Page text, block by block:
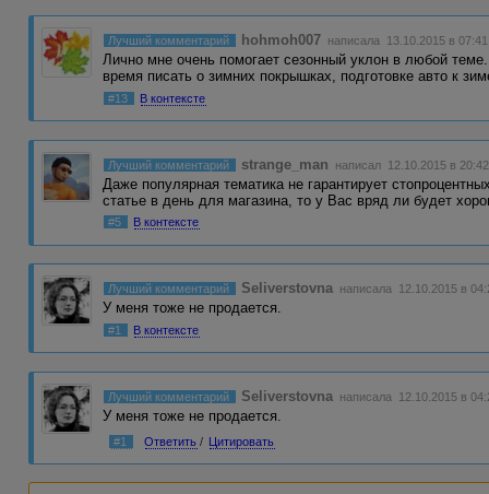
Лучший комментарий hohmoh007 написала 13.10.2015 в 07:41
Лично мне очень помогает сезонный уклон в любой
время писать о зимних покрышках, подготовке авто к
#13 В контексте
Лучший комментарий strange_man написал 12.10.2015 в 20:42
Даже популярная тематика не гарантирует
статье в день для магазина, то у Вас вряд ли будет
#5 В контексте
Лучший комментарий Seliverstovna написала 12.10.2015 в
У меня тоже не продается.
#1 В контексте
Лучший комментарий Seliverstovna написала 12.10.2015 в
У меня тоже не продается.
#1 Ответить / Цитировать